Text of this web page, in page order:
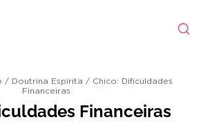
/ Doutrina Espirita / Chico: Dificuldades
Financeiras
Financeiras